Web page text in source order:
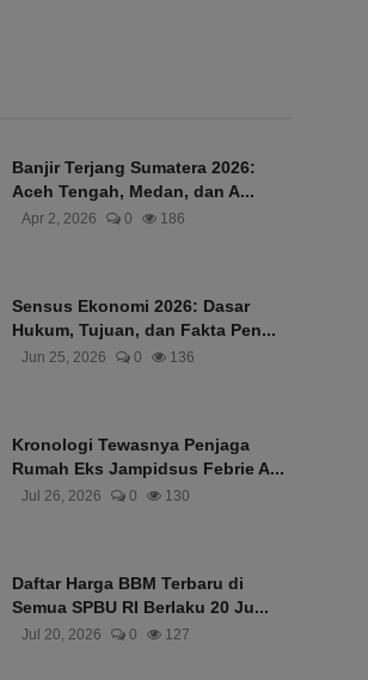
Banjir Terjang Sumatera 2026:
Aceh Tengah, Medan, dan A...
Apr 2, 2026 0 186
Sensus Ekonomi 2026: Dasar
Hukum, Tujuan, dan Fakta Pen...
Jun 25, 2026 0 136
Kronologi Tewasnya Penjaga
Rumah Eks Jampidsus Febrie A...
Jul 26, 2026 0 130
Daftar Harga BBM Terbaru di
Semua SPBU RI Berlaku 20 Ju...
Jul 20, 2026 0 127